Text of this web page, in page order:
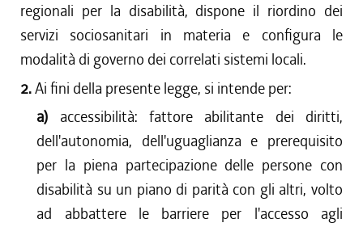
regionali per la disabilità, dispone il riordino dei
servizi sociosanitari in materia e configura le
modalità di governo dei correlati sistemi locali.
2.Ai fini della presente legge, si intende per:
a) accessibilità: fattore abilitante dei diritti,
dell'autonomia, dell'uguaglianza e prerequisito
per la piena partecipazione delle persone con
disabilità su un piano di parità con gli altri, volto
ad abbattere le barriere per l'accesso agli